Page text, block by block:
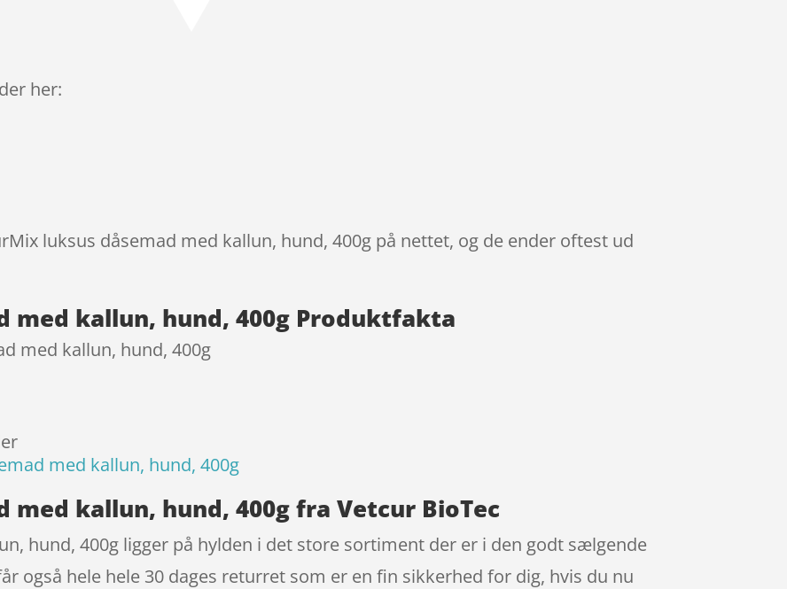
her:
luksus dåsemad med kallun, hund, 400g på nettet, og de ender oftest ud
med kallun, hund, 400g Produktfakta
med kallun, hund, 400g
med kallun, hund, 400g
med kallun, hund, 400g fra Vetcur BioTec
hund, 400g ligger på hylden i det store sortiment der er i den godt sælgende
også hele hele 30 dages returret som er en fin sikkerhed for dig, hvis du nu